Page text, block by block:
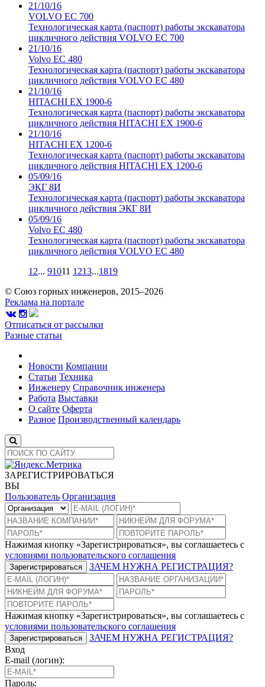
21/10/16
VOLVO EC 700
Технологическая карта (паспорт) работы экскаватора
цикличного действия VOLVO EC 700
21/10/16
Volvo EC 480
Технологическая карта (паспорт) работы экскаватора
цикличного действия VOLVO EC 480
21/10/16
HITACHI EX 1900-6
Технологическая карта (паспорт) работы экскаватора
цикличного действия HITACHI EX 1900-6
21/10/16
HITACHI EX 1200-6
Технологическая карта (паспорт) работы экскаватора
цикличного действия HITACHI EX 1200-6
05/09/16
ЭКГ 8И
Технологическая карта (паспорт) работы экскаватора
цикличного действия ЭКГ 8И
05/09/16
Volvo EC 480
Технологическая карта (паспорт) работы экскаватора
цикличного действия VOLVO EC 480
1 2... 91011 1213...1819
© Союз горных инженеров, 2015–2026
Реклама на портале
Отписаться от рассылки
Разные статьи
Новости Компании
Статьи Техника
Инженеру Справочник инженера
Работа Выставки
О сайте Оферта
Разное Производственный календарь
ЗАРЕГИСТРИРОВАТЬСЯ
ВЫ
Пользователь Организация
Нажимая кнопку «Зарегистрироваться», вы соглашаетесь с
условиями пользовательского соглашения
Зарегистрироваться ЗАЧЕМ НУЖНА РЕГИСТРАЦИЯ?
Нажимая кнопку «Зарегистрироваться», вы соглашаетесь с
условиями пользовательского соглашения
Зарегистрироваться
ЗАЧЕМ НУЖНА РЕГИСТРАЦИЯ?
Вход
E-mail (логин):
Пароль: